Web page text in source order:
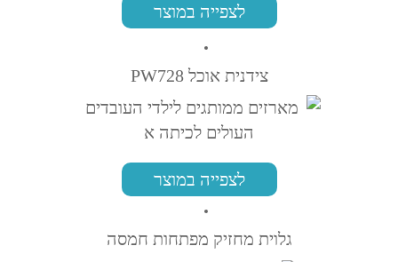
לצפייה במוצר
צידנית אוכל PW728
לצפייה במוצר
גלוית מחזיק מפתחות חמסה